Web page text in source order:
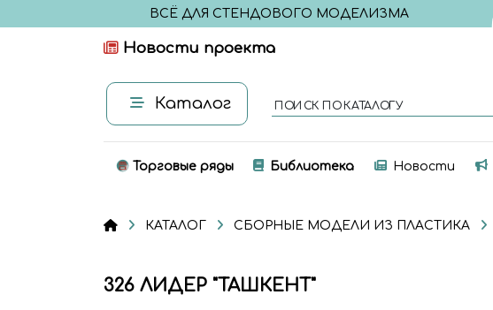
ВСЁ ДЛЯ СТЕНДОВОГО МОДЕЛИЗМА
Новости проекта
Каталог ПОИСК ПО КАТАЛОГУ
Торговые ряды Библиотека Новости
КАТАЛОГ СБОРНЫЕ МОДЕЛИ ИЗ ПЛАСТИКА
326 ЛИДЕР "ТАШКЕНТ"